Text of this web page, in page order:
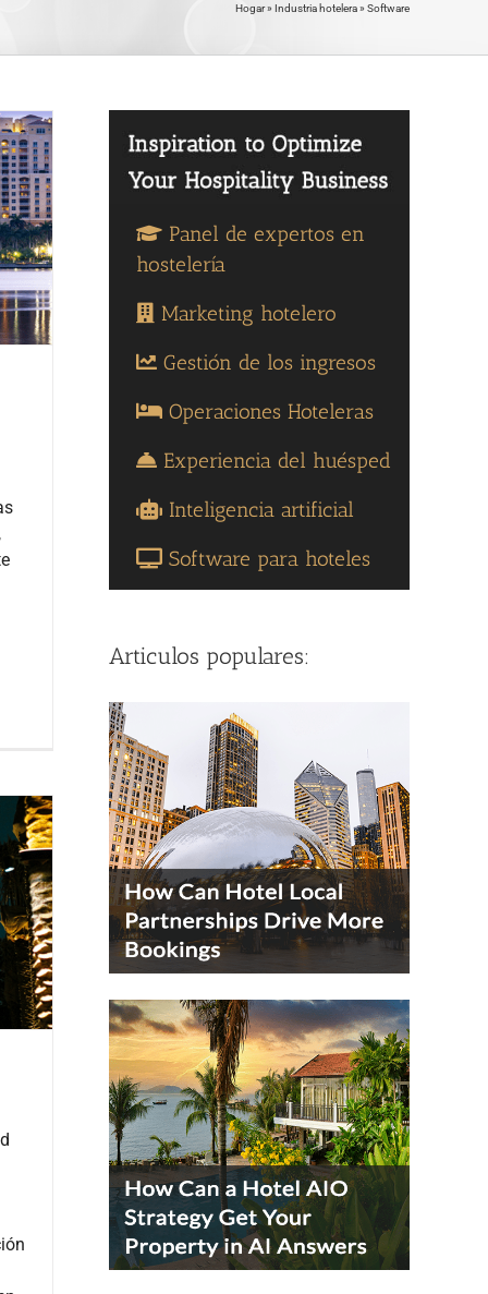
Hogar» Industria hotelera» Software
Panel de expertos en
hostelería
Marketing hotelero
Gestión de los ingresos
Operaciones Hoteleras
Experiencia del huésped
Inteligencia artificial
Software para hoteles
Articulos populares: